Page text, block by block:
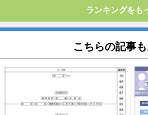
ランキングをも
こちらの記事